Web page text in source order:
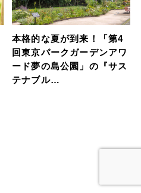
本格的な夏が到来！「第4
回東京パークガーデンアワ
ード夢の島公園」の『サス
テナブル…